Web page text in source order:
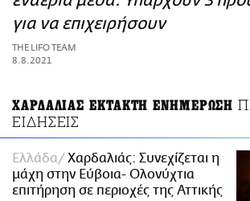
ΑΜΠΑ
PRINT
για να επιχειρήσουν
THE LIFO TEAM
8.8.2021
ΧΑΡΔΑΛΙΑΣ ΕΚΤΑΚΤΗ ΕΝΗΜΕΡΩΣΗ
ΕΙΔΗΣΕΙΣ
Ελλάδα
Χαρδαλιάς: Συνεχίζεται η
μάχη στην Εύβοια- Ολονύχτια
επιτήρηση σε περιοχές της Αττικής